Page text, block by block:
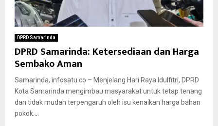
DPRD Samarinda
DPRD Samarinda: Ketersediaan dan Harga
Sembako Aman
Samarinda, infosatu.co – Menjelang Hari Raya Idulfitri, DPRD
Kota Samarinda mengimbau masyarakat untuk tetap tenang
dan tidak mudah terpengaruh oleh isu kenaikan harga bahan
pokok....